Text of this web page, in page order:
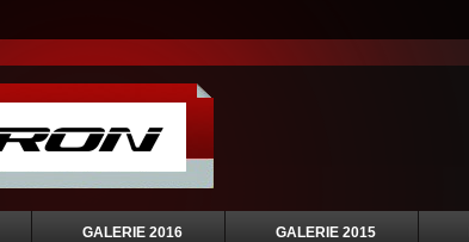
GALERIE 2016 GALERIE 2015